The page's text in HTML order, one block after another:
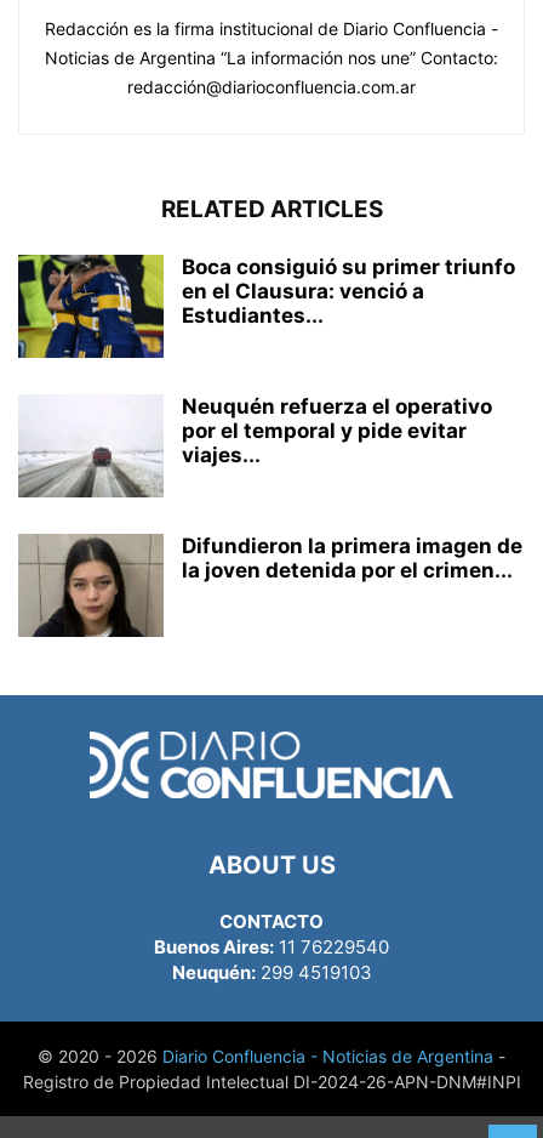
Redacción es la firma institucional de Diario Confluencia -
Noticias de Argentina “La información nos une” Contacto:
redacción@diarioconfluencia.com.ar
RELATED ARTICLES
Boca consiguió su primer triunfo
en el Clausura: venció a
Estudiantes...
Neuquén refuerza el operativo
por el temporal y pide evitar
viajes...
Difundieron la primera imagen de
la joven detenida por el crimen...
ABOUT US
CONTACTO
Buenos Aires: 11 76229540
Neuquén:299 4519103
© 2020 - 2026 Diario Confluencia - Noticias de Argentina -
Registro de Propiedad Intelectual DI-2024-26-APN-DNM#INPI